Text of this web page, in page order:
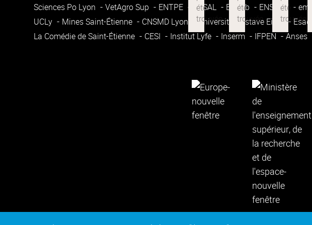
Sciences Po Lyon
VetAgro Sup ENTPE ENSAL Enssib ENSATT
UCLy
Mines Saint-Étienne CNSMD Lyon Université Gustave Eiffel
La Comédie de Saint-Étienne
CESI Institut Lyfe Inserm IFPEN Anses